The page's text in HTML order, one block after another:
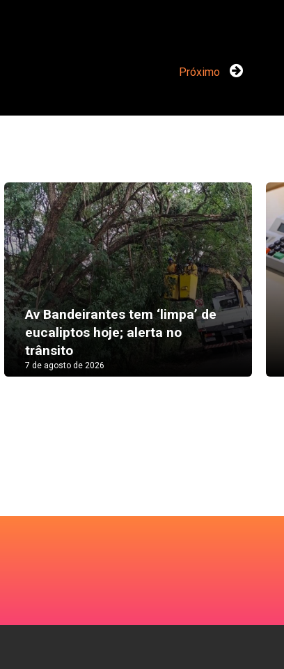
Próximo
Av Bandeirantes tem ‘limpa’ de
eucaliptos hoje; alerta no
trânsito
7 de agosto de 2026